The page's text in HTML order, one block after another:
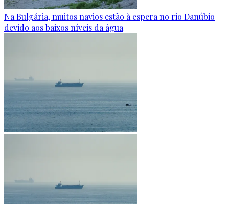
Na Bulgária, muitos navios estão à espera no rio Danúbio
devido aos baixos níveis da água